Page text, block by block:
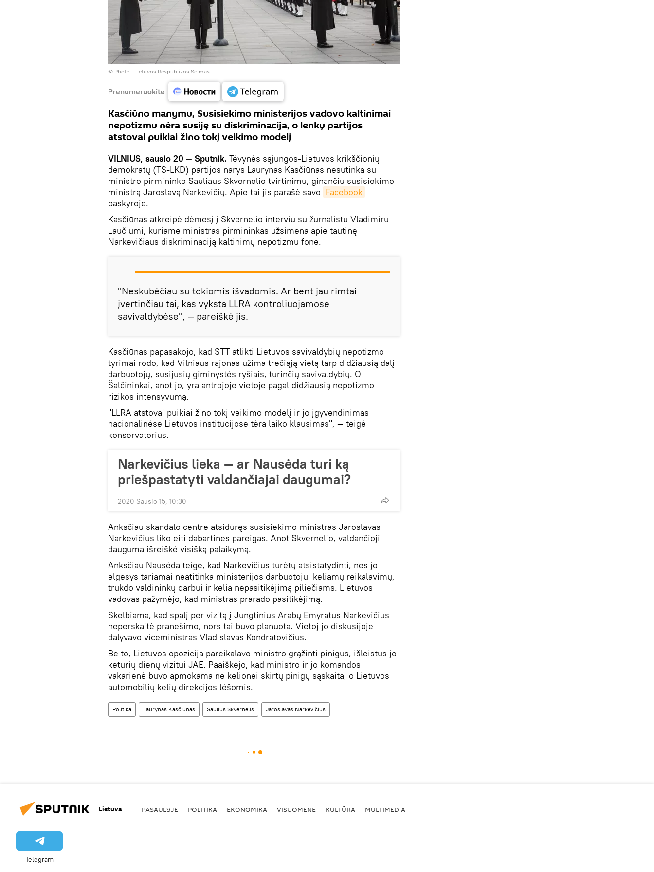
© Photo : Lietuvos Respublikos Seimas
Prenumeruokite
Kasčiūno manymu, Susisiekimo ministerijos vadovo kaltinimai
nepotizmu nėra susiję su diskriminacija, o lenkų partijos
atstovai puikiai žino tokį veikimo modelį
VILNIUS, sausio 20 — Sputnik. Tėvynės sąjungos-Lietuvos krikščionių
demokratų (TS-LKD) partijos narys Laurynas Kasčiūnas nesutinka su
ministro pirmininko Sauliaus Skvernelio tvirtinimu, ginančiu susisiekimo
ministrą Jaroslavą Narkevičių. Apie tai jis parašė savo Facebook
paskyroje.
Kasčiūnas atkreipė dėmesį į Skvernelio interviu su žurnalistu Vladimiru
Laučiumi, kuriame ministras pirmininkas užsimena apie tautinę
Narkevičiaus diskriminaciją kaltinimų nepotizmu fone.
"Neskubėčiau su tokiomis išvadomis. Ar bent jau rimtai
įvertinčiau tai, kas vyksta LLRA kontroliuojamose
savivaldybėse", — pareiškė jis.
Kasčiūnas papasakojo, kad STT atlikti Lietuvos savivaldybių nepotizmo
tyrimai rodo, kad Vilniaus rajonas užima trečiąją vietą tarp didžiausią dalį
darbuotojų, susijusių giminystės ryšiais, turinčių savivaldybių. O
Šalčininkai, anot jo, yra antrojoje vietoje pagal didžiausią nepotizmo
rizikos intensyvumą.
"LLRA atstovai puikiai žino tokį veikimo modelį ir jo įgyvendinimas
nacionalinėse Lietuvos institucijose tėra laiko klausimas", — teigė
konservatorius.
Narkevičius lieka — ar Nausėda turi ką
priešpastatyti valdančiajai daugumai?
2020 Sausio 15, 10:30
Anksčiau skandalo centre atsidūręs susisiekimo ministras Jaroslavas
Narkevičius liko eiti dabartines pareigas. Anot Skvernelio, valdančioji
dauguma išreiškė visišką palaikymą.
Anksčiau Nausėda teigė, kad Narkevičius turėtų atsistatydinti, nes jo
elgesys tariamai neatitinka ministerijos darbuotojui keliamų reikalavimų,
trukdo valdininkų darbui ir kelia nepasitikėjimą piliečiams. Lietuvos
vadovas pažymėjo, kad ministras prarado pasitikėjimą.
Skelbiama, kad spalį per vizitą į Jungtinius Arabų Emyratus Narkevičius
neperskaitė pranešimo, nors tai buvo planuota. Vietoj jo diskusijoje
dalyvavo viceministras Vladislavas Kondratovičius.
Be to, Lietuvos opozicija pareikalavo ministro grąžinti pinigus, išleistus jo
keturių dienų vizitui JAE. Paaiškėjo, kad ministro ir jo komandos
vakarienė buvo apmokama ne kelionei skirtų pinigų sąskaita, o Lietuvos
automobilių kelių direkcijos lėšomis.
Politika Laurynas Kasčiūnas Saulius Skvernelis Jaroslavas Narkevičius
Lietuva PASAULYJE POLITIKA EKONOMIKA VISUOMENĖ KULTŪRA MULTIMEDIA
Telegram